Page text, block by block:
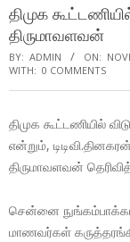
திமுக
திருமாவளவன்
BY: ADMIN ON:
WITH: 0 COMMENTS
திமுக கூட்டணியில்
என்றும்,
திருமாவளவன்
சென்னை
மாணவர்கள்